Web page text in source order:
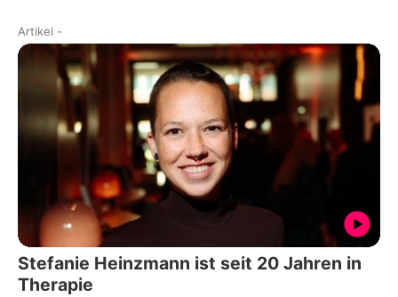
Artikel -
Stefanie Heinzmann ist seit 20 Jahren in
Therapie